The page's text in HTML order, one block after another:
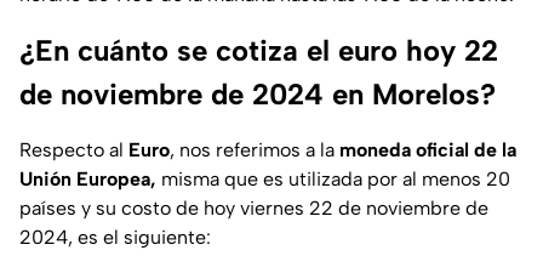
¿En cuánto se cotiza el euro hoy 22
de noviembre de 2024 en Morelos?
Respecto al Euro, nos referimos a la moneda oficial de la
Unión Europea, misma que es utilizada por al menos 20
países y su costo de hoy viernes 22 de noviembre de
2024, es el siguiente: